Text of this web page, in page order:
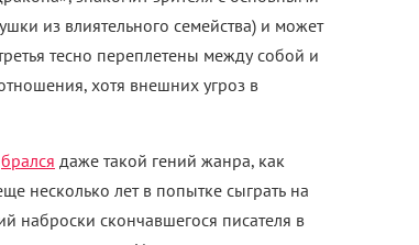
из влиятельного семейства) и может
тесно переплетены между собой и
хотя внешних угроз в
брался даже такой гений жанра, как
несколько лет в попытке сыграть на
наброски скончавшегося писателя в